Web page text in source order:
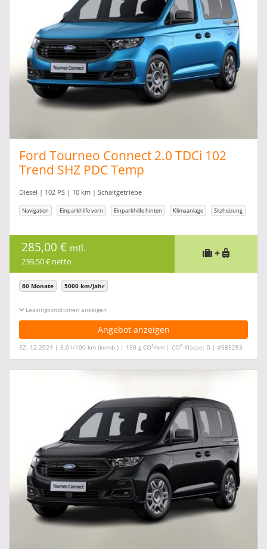
Ford Tourneo Connect 2.0 TDCi 102
Trend SHZ PDC Temp
Diesel | 102 PS | 10 km | Schaltgetriebe
Navigation Einparkhilfe vorn Einparkhilfe hinten Klimaanlage Sitzheizung
285,00 € mtl.
239,50 € netto
+
60 Monate 5000 km/Jahr
Leasingkonditionen ein-/ausblenden
Angebot anzeigen
EZ: 12.2024 | 5,0 l/100 km (komb.) | 130 g CO2/km | CO2-Klasse: D | #585253